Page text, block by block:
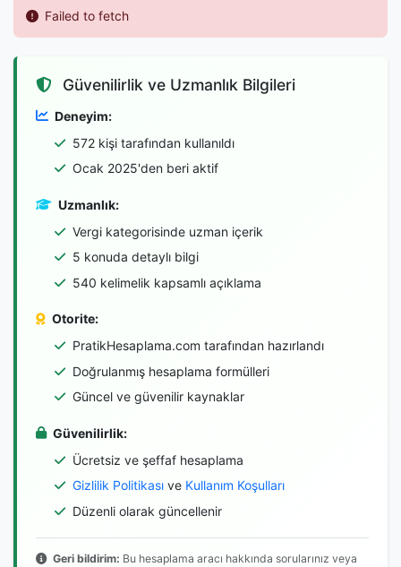
Failed to fetch
Güvenilirlik ve Uzmanlık Bilgileri
Deneyim:
572 kişi tarafından kullanıldı
Ocak 2025'den beri aktif
Uzmanlık:
Vergi kategorisinde uzman içerik
5 konuda detaylı bilgi
540 kelimelik kapsamlı açıklama
Otorite:
PratikHesaplama.com tarafından hazırlandı
Doğrulanmış hesaplama formülleri
Güncel ve güvenilir kaynaklar
Güvenilirlik:
Ücretsiz ve şeffaf hesaplama
Gizlilik Politikasıve Kullanım Koşulları
Düzenli olarak güncellenir
Geri bildirim: Bu hesaplama aracı hakkında sorularınız veya